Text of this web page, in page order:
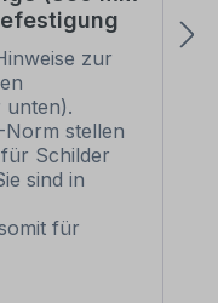
zur
unten).
stellen
Schilder
sind in
für